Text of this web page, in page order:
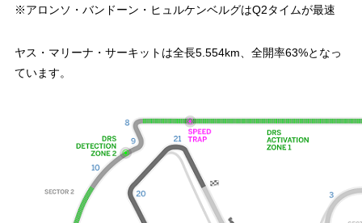
※アロンソ・バンドーン・ヒュルケンベルグはQ2タイムが最速
ヤス・マリーナ・サーキットは全長5.554km、全開率63%となっ
ています。